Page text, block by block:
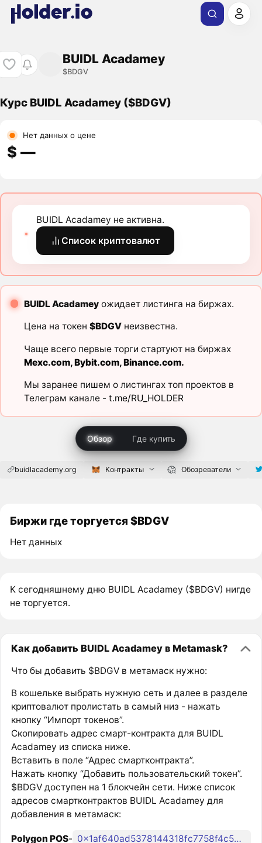
BUIDL Acadamey
$BDGV
Курс BUIDL Acadamey ($BDGV)
Нет данных о цене
$ ―
BUIDL Acadamey не активна.
Список криптовалют
BUIDL Acadameyожидает листинга на биржах.
Цена на токен $BDGVнеизвестна.
Чаще всего первые торги стартуют на биржах
Mexc.com,Bybit.com,Binance.com.
Мы заранее пишем о листингах топ проектов в
Телеграм канале - t.me/RU_HOLDER
Обзор Где купить
buidlacademy.org Контракты Обозреватели
Биржи где торгуется $BDGV
Нет данных
К сегодняшнему дню BUIDL Acadamey ($BDGV) нигде
не торгуется.
Как добавить BUIDL Acadamey в Metamask?
Что бы добавить $BDGV в метамаск нужно:
В кошельке выбрать нужную сеть и далее в разделе
криптовалют пролистать в самый низ - нажать
кнопку “Импорт токенов”.
Скопировать адрес смарт-контракта для BUIDL
Acadamey из списка ниже.
Вставить в поле “Адрес смартконтракта”.
Нажать кнопку “Добавить пользовательский токен”.
$BDGV доступен на 1 блокчейн сети. Ниже список
адресов смартконтрактов BUIDL Acadamey для
добавления в метамаск:
Polygon POS- 0x1af640ad5378144318fc7758f4c5546f6c435e88